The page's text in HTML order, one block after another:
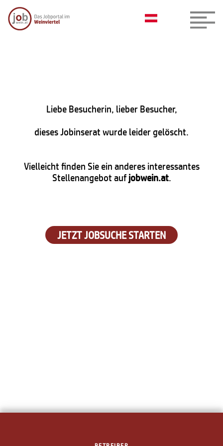
Liebe Besucherin, lieber Besucher,
dieses Jobinserat wurde leider gelöscht.
Vielleicht finden Sie ein anderes interessantes
Stellenangebot aufjobwein.at.
JETZT JOBSUCHE STARTEN